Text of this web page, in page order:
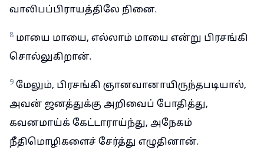
வாலிபப்பிராயத்திலே நினை.
8 மாயை மாயை, எல்லாம் மாயை என்று பிரசங்கி
சொல்லுகிறான்.
9 மேலும், பிரசங்கி ஞானவானாயிருந்தபடியால்,
அவன் ஜனத்துக்கு அறிவைப் போதித்து,
கவனமாய்க் கேட்டாராய்ந்து, அநேகம்
நீதிமொழிகளைச் சேர்த்து எழுதினான்.